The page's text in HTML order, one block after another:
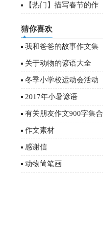
【热门】描写春节的作
猜你喜欢
我和爸爸的故事作文集
锦15篇
关于动物的谚语大全
冬季小学校运动会活动
总结范文（通用5篇）
2017年小暑谚语
有关朋友作文900字集合
五篇
作文素材
感谢信
动物简笔画